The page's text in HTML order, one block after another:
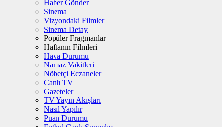
Haber Gönder
Sinema
Vizyondaki Filmler
Sinema Detay
Popüler Fragmanlar
Haftanın Filmleri
Hava Durumu
Namaz Vakitleri
Nöbetçi Eczaneler
Canlı TV
Gazeteler
TV Yayın Akışları
Nasıl Yapılır
Puan Durumu